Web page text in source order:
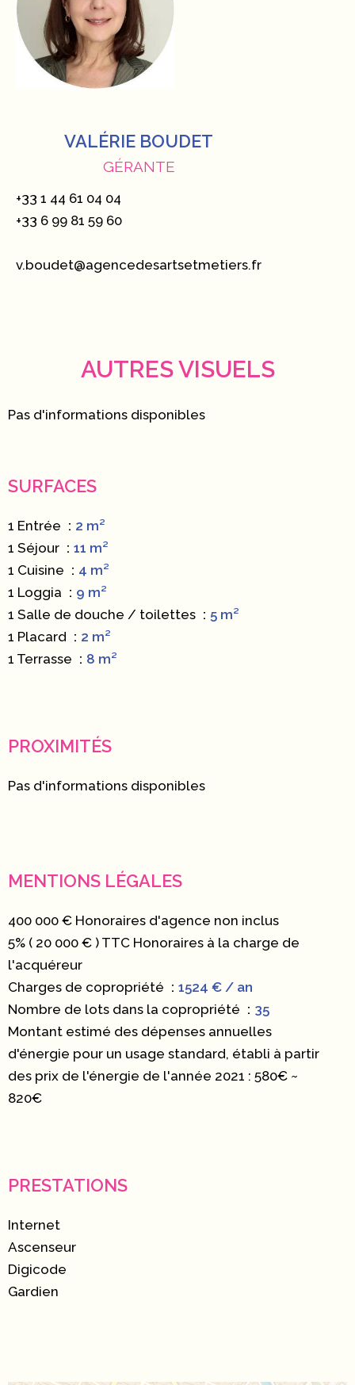
VALÉRIE BOUDET
GÉRANTE
+33 1 44 61 04 04
+33 6 99 81 59 60
v.boudet@agencedesartsetmetiers.fr
AUTRES VISUELS
Pas d'informations disponibles
SURFACES
1 Entrée
2 m²
1 Séjour
11 m²
1 Cuisine
4 m²
1 Loggia
9 m²
1 Salle de douche / toilettes
5 m²
1 Placard
2 m²
1 Terrasse
8 m²
PROXIMITÉS
Pas d'informations disponibles
MENTIONS LÉGALES
400 000 € Honoraires d'agence non inclus
5% ( 20 000 € ) TTC Honoraires à la charge de
l'acquéreur
Charges de copropriété
1524 € / an
Nombre de lots dans la copropriété
35
Montant estimé des dépenses annuelles
d'énergie pour un usage standard, établi à partir
des prix de l'énergie de l'année 2021 : 580€ ~
820€
PRESTATIONS
Internet
Ascenseur
Digicode
Gardien